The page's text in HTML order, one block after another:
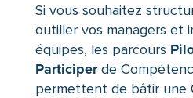
Si vous souhaitez
outiller vos managers et
équipes, les parcours
Participerde
permettent de bâtir une